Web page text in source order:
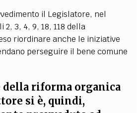
il Legislatore, nel
3, 4, 9, 18, 118 della
riordinare anche le iniziative
perseguire il bene comune
della riforma organica
si è, quindi,